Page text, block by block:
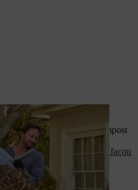
non tamisé semi-
15 cm. Il s’agit là d’un compost
est plus grossier que le
sur la meilleure façon
guide.